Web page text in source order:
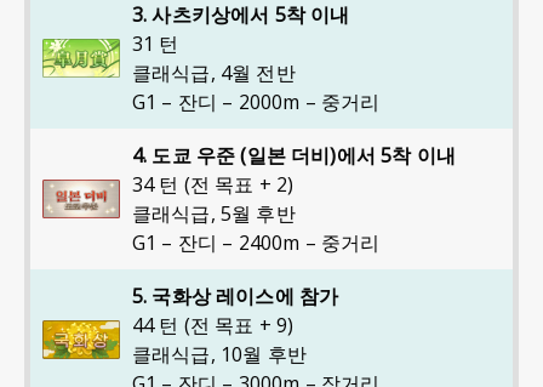
3. 사츠키상에서 5착 이내
31 턴
클래식급, 4월 전반
G1 – 잔디 – 2000m – 중거리
4. 도쿄 우준 (일본 더비)에서 5착 이내
34 턴 (전 목표 + 2)
클래식급, 5월 후반
G1 – 잔디 – 2400m – 중거리
5. 국화상 레이스에 참가
44 턴 (전 목표 + 9)
클래식급, 10월 후반